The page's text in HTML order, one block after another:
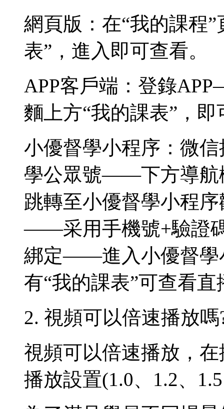
網頁版：在“我的課程
表”，進入即可查看。
APP客戶端：登錄
麵上方“我的課表”，即
小優督學小程序：微
學公眾號——下方導
跳轉至小優督學小程
——采用手機號+驗證
綁定——進入小優督學
有“我的課表”可查看
2. 視頻可以倍速播放
視頻可以倍速播放，
播放設置(1.0、1.2、